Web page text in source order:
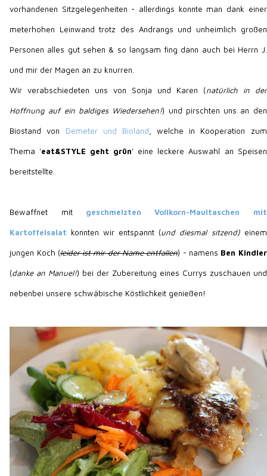
vorhandenen Sitzgelegenheiten - allerdings konnte man dank einer
meterhohen Leinwand trotz des Andrangs und unheimlich großen
Personen alles gut sehen & so langsam fing dann auch bei Herrn J.
und mir der Magen an zu knurren.
Wir verabschiedeten uns von Sonja und Karen (natürlich in der
Hoffnung auf ein baldiges Wiedersehen!) und pirschten uns an den
Biostand von Demeter und Bioland, welche in Kooperation zum
Thema 'eat&STYLE geht grün' eine leckere Auswahl an Speisen
bereitstellte.
Bewaffnet mit geschmelzten Vollkorn-Maultaschen mit
Kartoffelsalat konnten wir entspannt (und diesmal sitzend)einem
jungen Koch (leider ist mir der Name entfallen) - namens Ben Kindler
(danke an Manuel!) bei der Zubereitung eines Currys zuschauen und
nebenbei unsere schwäbische Köstlichkeit genießen!